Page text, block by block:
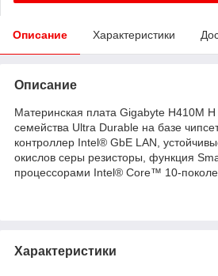
Описание Характеристики
Описание
Материнская плата Gigabyte H410M
семейства Ultra Durable на базе
контроллер Intel® GbE LAN,
окислов серы резисторы, функция
процессорами Intel® Core™ 10-
Характеристики